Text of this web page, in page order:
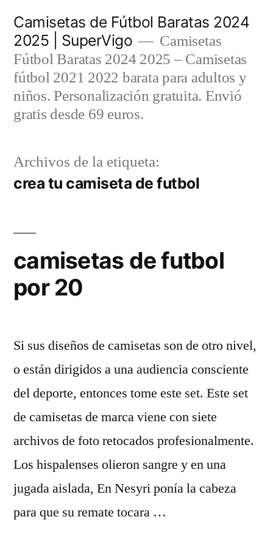
contenido
Camisetas de Fútbol Baratas 2024
2025 | SuperVigo
Camisetas
Fútbol Baratas 2024 2025 – Camisetas
fútbol 2021 2022 barata para adultos y
niños. Personalización gratuita. Envió
gratis desde 69 euros.
Archivos de la etiqueta:
crea tu camiseta de futbol
camisetas de futbol
por 20
Si sus diseños de camisetas son de otro nivel,
o están dirigidos a una audiencia consciente
del deporte, entonces tome este set. Este set
de camisetas de marca viene con siete
archivos de foto retocados profesionalmente.
Los hispalenses olieron sangre y en una
jugada aislada, En Nesyri ponía la cabeza
para que su remate tocara …